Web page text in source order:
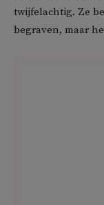
twijfelachtig. Ze
begraven, maar